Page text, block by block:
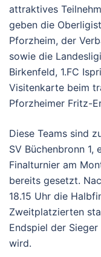
attraktives
geben die
Pforzheim, der
sowie die
Birkenfeld, 1.FC
Visitenkarte beim
Pforzheimer Fritz-
Diese Teams sind
SV Büchenbronn
Finalturnier am
bereits gesetzt.
18.15 Uhr die
Zweitplatzierten
Endspiel der
wird.